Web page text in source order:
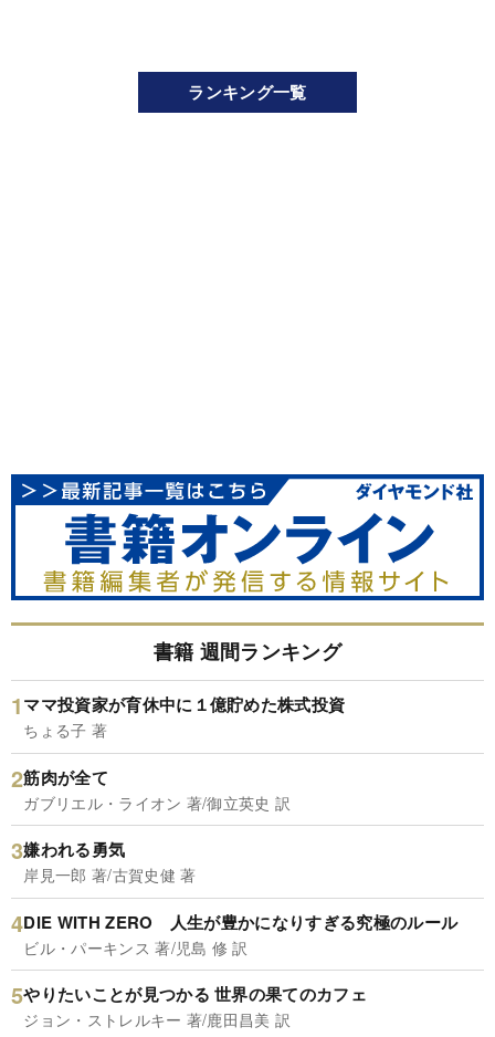
ランキング一覧
書籍 週間ランキング
ママ投資家が育休中に１億貯めた株式投資
ちょる子 著
筋肉が全て
ガブリエル・ライオン 著/御立英史 訳
嫌われる勇気
岸見一郎 著/古賀史健 著
DIE WITH ZERO 人生が豊かになりすぎる究極のルール
ビル・パーキンス 著/児島 修 訳
やりたいことが見つかる 世界の果てのカフェ
ジョン・ストレルキー 著/鹿田昌美 訳